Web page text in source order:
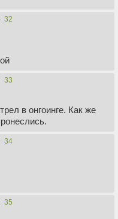
32
33
в онгоинге. Как же
34
35